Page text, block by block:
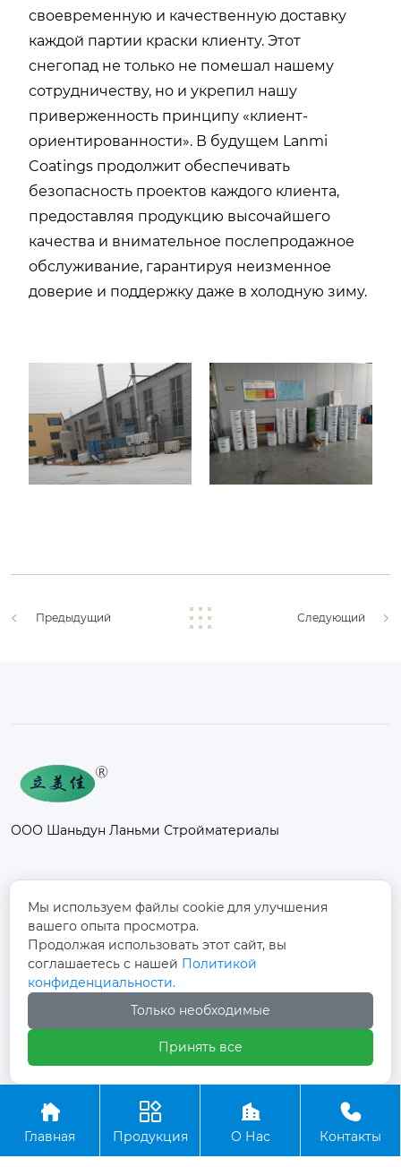
своевременную и качественную доставку
каждой партии краски клиенту. Этот
снегопад не только не помешал нашему
сотрудничеству, но и укрепил нашу
приверженность принципу «клиент-
ориентированности». В будущем Lanmi
Coatings продолжит обеспечивать
безопасность проектов каждого клиента,
предоставляя продукцию высочайшего
качества и внимательное послепродажное
обслуживание, гарантируя неизменное
доверие и поддержку даже в холодную зиму.
Предыдущий Следующий
ООО Шаньдун Ланьми Стройматериалы

Промышленный парк Фанси, к северу от
дороги Дуншоу, улица Фанси, поселок
Фанси, город Юйчэн, город Дэчжоу,
провинция Шаньдун
+86-13012997728
Авторское право©ООО Шаньдун Ланьми
Стройматериалы

Главная

Продукция

О Нас

Контакты
Мы используем файлы cookie для улучшения
вашего опыта просмотра.
Продолжая использовать этот сайт, вы
соглашаетесь с нашей Политикой
конфиденциальности.
Только необходимые
Принять все